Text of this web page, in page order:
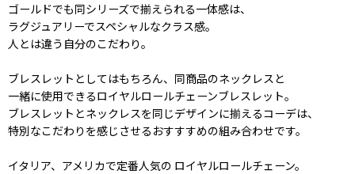
ゴールドでも同シリーズで揃えられる一体感は、
ラグジュアリーでスペシャルなクラス感。
人とは違う自分のこだわり。
ブレスレットとしてはもちろん、同商品のネックレスと
一緒に使用できるロイヤルロールチェーンブレスレット。
ブレスレットとネックレスを同じデザインに揃えるコーデは、
特別なこだわりを感じさせるおすすすめの組み合わせです。
イタリア、アメリカで定番人気の ロイヤルロールチェーン。